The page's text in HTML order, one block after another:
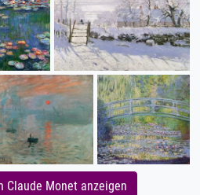
Claude Monet anzeigen